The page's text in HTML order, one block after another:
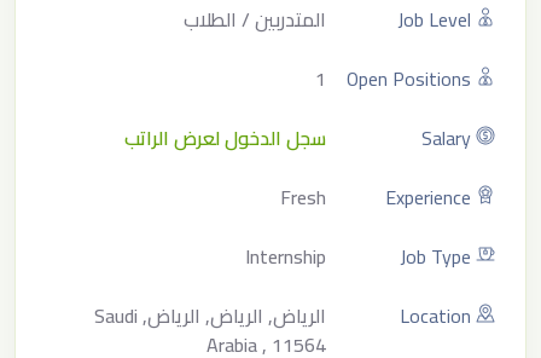
Job Level
المتدربين / الطلاب
Open Positions
1
Salary
سجل الدخول لعرض الراتب
Experience
Fresh
Job Type
Internship
Location
الرياض, الرياض, الرياض, Saudi
Arabia , 11564